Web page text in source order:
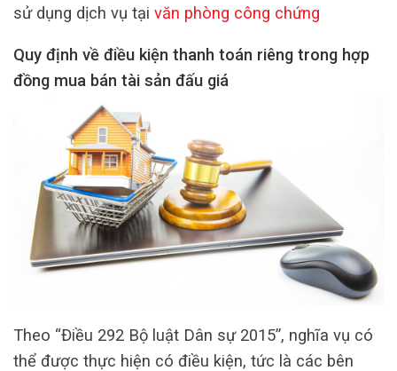
sử dụng dịch vụ tại văn phòng công chứng
Quy định về điều kiện thanh toán riêng trong hợp
đồng mua bán tài sản đấu giá
Theo “Điều 292 Bộ luật Dân sự 2015”, nghĩa vụ có
thể được thực hiện có điều kiện, tức là các bên